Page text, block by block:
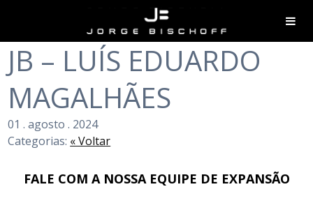
JB – LUÍS EDUARDO
MAGALHÃES
01 .agosto . 2024
Categorias: « Voltar
FALE COM A NOSSA EQUIPE DE EXPANSÃO